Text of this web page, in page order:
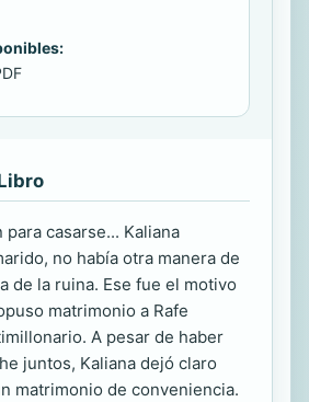
casarse... Kaliana
no había otra manera de
de la ruina. Ese fue el motivo
matrimonio a Rafe
A pesar de haber
juntos, Kaliana dejó claro
matrimonio de conveniencia.